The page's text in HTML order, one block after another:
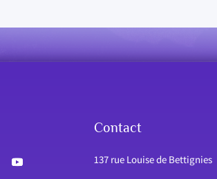
Contact
137 rue Louise de Bettignies